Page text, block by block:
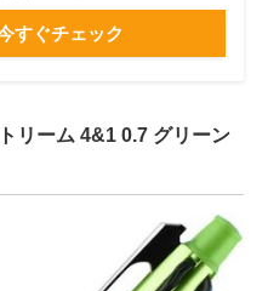
すぐチェック
リーム 4&1 0.7 グリーン